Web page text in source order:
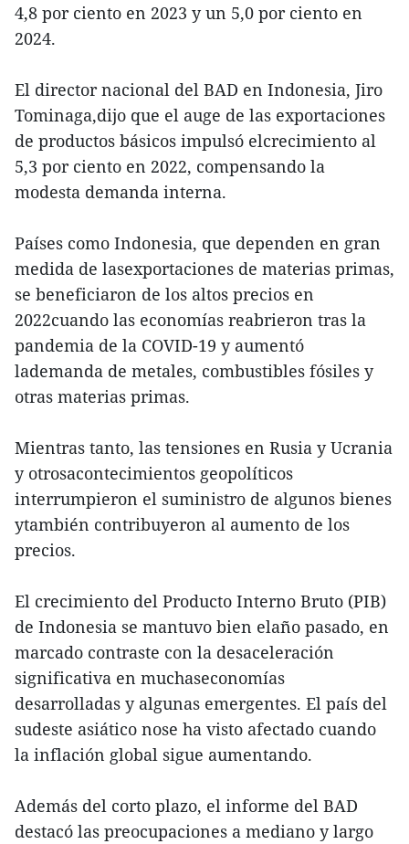
4,8 por ciento en 2023 y un 5,0 por ciento en
2024.
El director nacional del BAD en Indonesia, Jiro
Tominaga,dijo que el auge de las exportaciones
de productos básicos impulsó elcrecimiento al
5,3 por ciento en 2022, compensando la
modesta demanda interna.
Países como Indonesia, que dependen en gran
medida de lasexportaciones de materias primas,
se beneficiaron de los altos precios en
2022cuando las economías reabrieron tras la
pandemia de la COVID-19 y aumentó
lademanda de metales, combustibles fósiles y
otras materias primas.
Mientras tanto, las tensiones en Rusia y Ucrania
y otrosacontecimientos geopolíticos
interrumpieron el suministro de algunos bienes
ytambién contribuyeron al aumento de los
precios.
El crecimiento del Producto Interno Bruto (PIB)
de Indonesia se mantuvo bien elaño pasado, en
marcado contraste con la desaceleración
significativa en muchaseconomías
desarrolladas y algunas emergentes. El país del
sudeste asiático nose ha visto afectado cuando
la inflación global sigue aumentando.
Además del corto plazo, el informe del BAD
destacó las preocupaciones a mediano y largo